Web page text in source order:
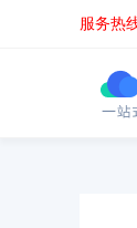
服务热